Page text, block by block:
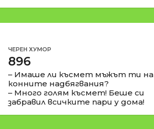
ЧЕРЕН ХУМОР
896
– Имаше ли късмет мъжът ти на
конните надбягвания?
– Много голям късмет! Беше си
забравил всичките пари у дома!